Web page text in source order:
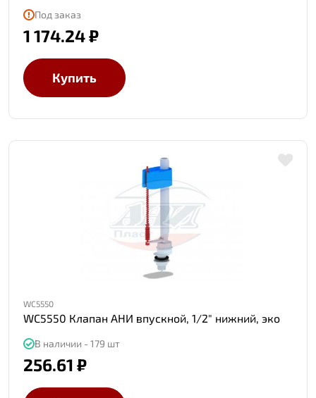
Под заказ
1 174.24 ₽
Купить
WC5550
WC5550 Клапан АНИ впускной, 1/2" нижний, эко
В наличии - 179 шт
256.61 ₽